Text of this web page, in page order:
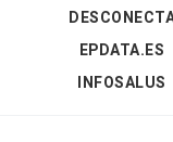
EPDATA.ES
INFOSALUS